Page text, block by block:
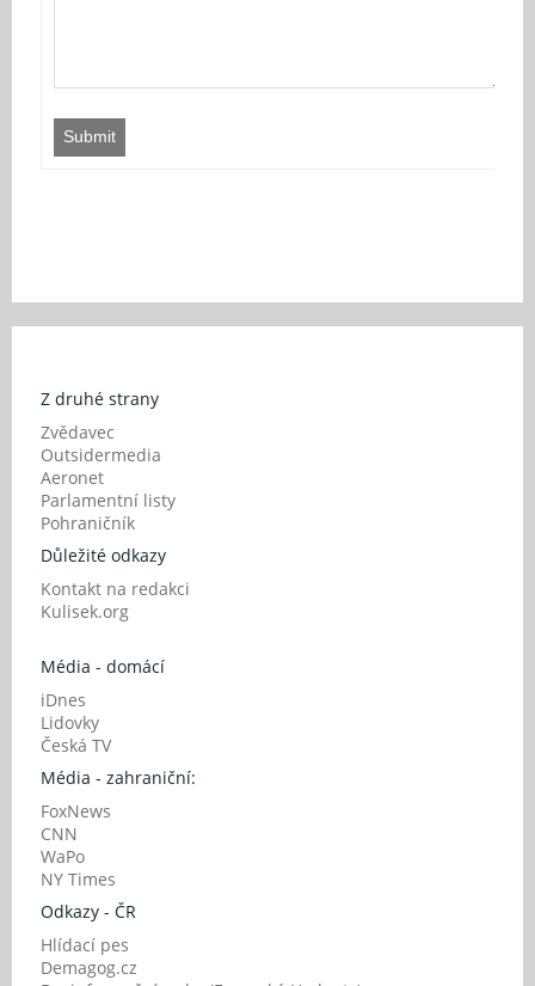
Submit
Z druhé strany
Zvědavec
Outsidermedia
Aeronet
Parlamentní listy
Pohraničník
Důležité odkazy
Kontakt na redakci
Kulisek.org
Média - domácí
iDnes
Lidovky
Česká TV
Média - zahraniční:
FoxNews
CNN
WaPo
NY Times
Odkazy - ČR
Hlídací pes
Demagog.cz